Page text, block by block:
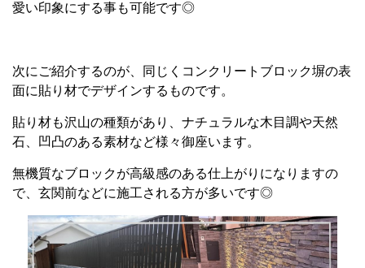
愛い印象にする事も可能です◎
次にご紹介するのが、同じくコンクリートブロック塀の表
面に貼り材でデザインするものです。
貼り材も沢山の種類があり、ナチュラルな木目調や天然
石、凹凸のある素材など様々御座います。
無機質なブロックが高級感のある仕上がりになりますの
で、玄関前などに施工される方が多いです◎